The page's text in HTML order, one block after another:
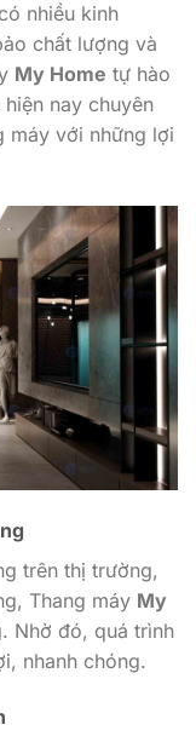
nhiều kinh
chất lượng và
My Home tự hào
nay chuyên
máy với những lợi
trên thị trường,
Thang máy My
Nhờ đó, quá trình
nhanh chóng.